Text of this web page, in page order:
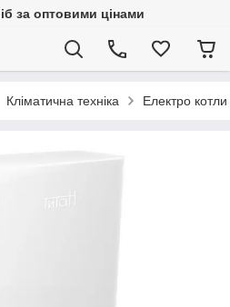
за оптовими цінами
Кліматична техніка Електро котли